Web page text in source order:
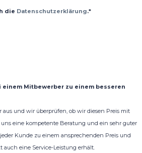
die Datenschutzerklärung.*
Mitbewerber zu einem besseren
aus und wir überprüfen, ob wir diesen Preis mit
eine kompetente Beratung und ein sehr guter
Kunde zu einem ansprechenden Preis und
eine Service-Leistung erhält.